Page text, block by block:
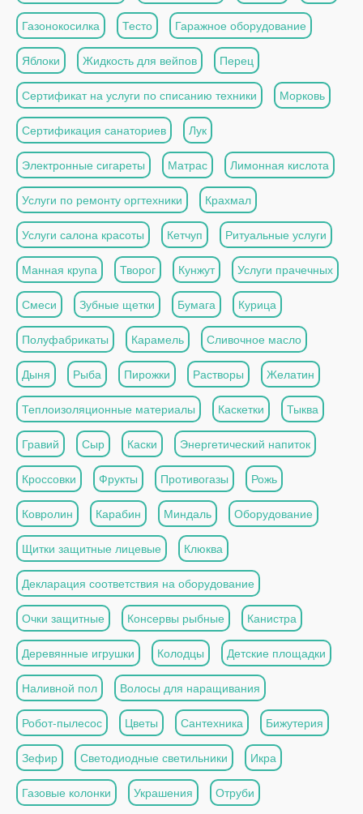
Газонокосилка Тесто Гаражное оборудование
Яблоки Жидкость для вейпов Перец
Сертификат на услуги по списанию техники Морковь
Сертификация санаториев Лук
Электронные сигареты Матрас Лимонная кислота
Услуги по ремонту оргтехники Крахмал
Услуги салона красоты Кетчуп Ритуальные услуги
Манная крупа Творог Кунжут Услуги прачечных
Смеси Зубные щетки Бумага Курица
Полуфабрикаты Карамель Сливочное масло
Дыня Рыба Пирожки Растворы Желатин
Теплоизоляционные материалы Каскетки Тыква
Гравий Сыр Каски Энергетический напиток
Кроссовки Фрукты Противогазы Рожь
Ковролин Карабин Миндаль Оборудование
Щитки защитные лицевые Клюква
Декларация соответствия на оборудование
Очки защитные Консервы рыбные Канистра
Деревянные игрушки Колодцы Детские площадки
Наливной пол Волосы для наращивания
Робот-пылесос Цветы Сантехника Бижутерия
Зефир Светодиодные светильники Икра
Газовые колонки Украшения Отруби